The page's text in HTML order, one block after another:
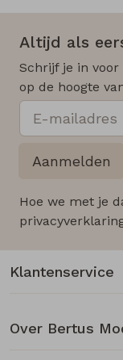
Altijd als
Schrijf je in
op de hoogte
Aanmelden
Hoe we met je
Klantenservice
Over Bertus